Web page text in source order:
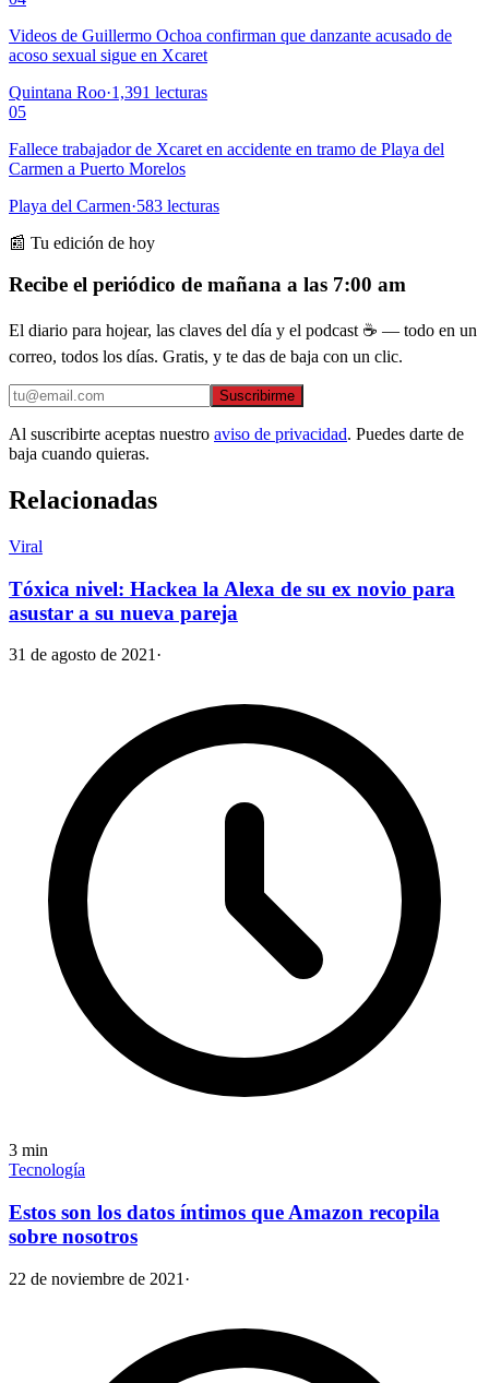
Videos de Guillermo Ochoa confirman que danzante acusado de
acoso sexual sigue en Xcaret
Quintana Roo·1,391 lecturas
05
Fallece trabajador de Xcaret en accidente en tramo de Playa del
Carmen a Puerto Morelos
Playa del Carmen·583 lecturas
📰 Tu edición de hoy
Recibe el periódico de mañana a las 7:00 am
El diario para hojear, las claves del día y el podcast ☕ — todo en un
correo, todos los días. Gratis, y te das de baja con un clic.
Suscribirme
Al suscribirte aceptas nuestro aviso de privacidad. Puedes darte de
baja cuando quieras.
Relacionadas
Viral
Tóxica nivel: Hackea la Alexa de su ex novio para
asustar a su nueva pareja
31 de agosto de 2021 ·
3 min
Tecnología
Estos son los datos íntimos que Amazon recopila
sobre nosotros
22 de noviembre de 2021 ·